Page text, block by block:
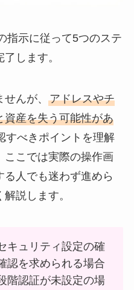
指示に従って5つのステ
します。
んが、 アドレスやチ
資産を失う可能性があ
すべきポイントを理解
ここでは実際の操作画
人でも迷わず進めら
説します。
キュリティ設定の確
認を求められる場合
階認証が未設定の場